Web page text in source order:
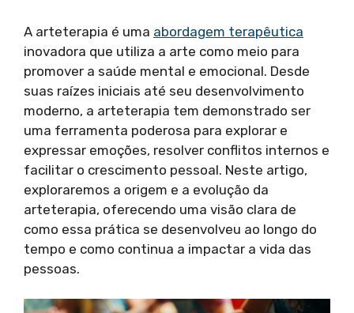
A arteterapia é uma abordagem terapêutica
inovadora que utiliza a arte como meio para
promover a saúde mental e emocional. Desde
suas raízes iniciais até seu desenvolvimento
moderno, a arteterapia tem demonstrado ser
uma ferramenta poderosa para explorar e
expressar emoções, resolver conflitos internos e
facilitar o crescimento pessoal. Neste artigo,
exploraremos a origem e a evolução da
arteterapia, oferecendo uma visão clara de
como essa prática se desenvolveu ao longo do
tempo e como continua a impactar a vida das
pessoas.